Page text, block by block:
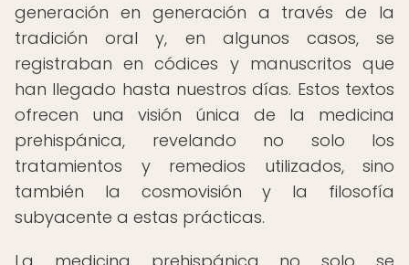
generación en generación a través de la
tradición oral y, en algunos casos, se
registraban en códices y manuscritos que
han llegado hasta nuestros días. Estos textos
ofrecen una visión única de la medicina
prehispánica, revelando no solo los
tratamientos y remedios utilizados, sino
también la cosmovisión y la filosofía
subyacente a estas prácticas.